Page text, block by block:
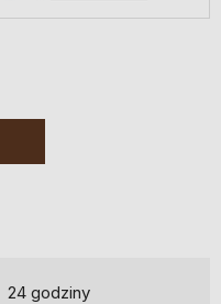
24 godziny